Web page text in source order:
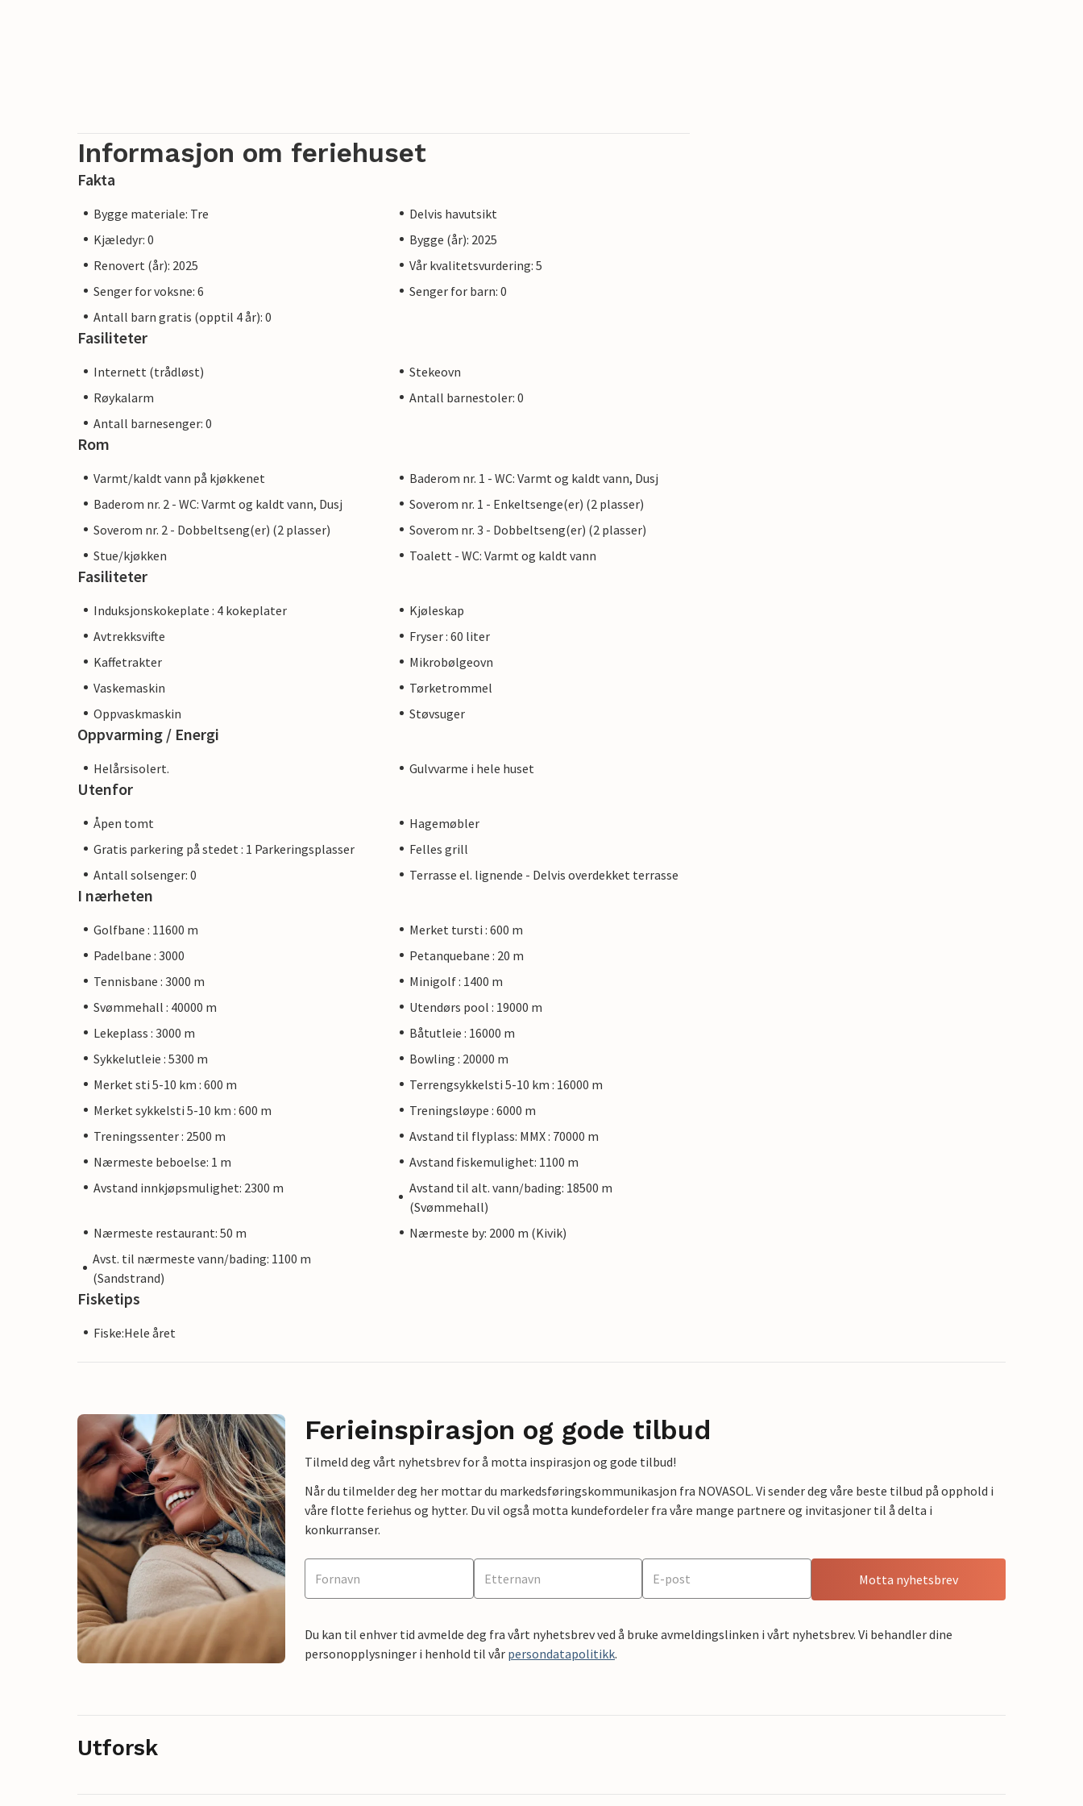
Informasjon om feriehuset
Fakta
Bygge materiale: Tre
Delvis havutsikt
Kjæledyr: 0
Bygge (år): 2025
Renovert (år): 2025
Vår kvalitetsvurdering: 5
Senger for voksne: 6
Senger for barn: 0
Antall barn gratis (opptil 4 år): 0
Fasiliteter
Internett (trådløst)
Stekeovn
Røykalarm
Antall barnestoler: 0
Antall barnesenger: 0
Rom
Varmt/kaldt vann på kjøkkenet
Baderom nr. 1 - WC: Varmt og kaldt vann, Dusj
Baderom nr. 2 - WC: Varmt og kaldt vann, Dusj
Soverom nr. 1 - Enkeltsenge(er) (2 plasser)
Soverom nr. 2 - Dobbeltseng(er) (2 plasser)
Soverom nr. 3 - Dobbeltseng(er) (2 plasser)
Stue/kjøkken
Toalett - WC: Varmt og kaldt vann
Fasiliteter
Induksjonskokeplate : 4 kokeplater
Kjøleskap
Avtrekksvifte
Fryser : 60 liter
Kaffetrakter
Mikrobølgeovn
Vaskemaskin
Tørketrommel
Oppvaskmaskin
Støvsuger
Oppvarming / Energi
Helårsisolert. Gulvvarme i hele huset
Utenfor
Åpen tomt
Hagemøbler
Gratis parkering på stedet : 1 Parkeringsplasser
Felles grill
Antall solsenger: 0
Terrasse el. lignende - Delvis overdekket terrasse
I nærheten
Golfbane : 11600 m
Merket tursti : 600 m
Padelbane : 3000
Petanquebane : 20 m
Tennisbane : 3000 m
Minigolf : 1400 m
Svømmehall : 40000 m
Utendørs pool : 19000 m
Lekeplass : 3000 m
Båtutleie : 16000 m
Sykkelutleie : 5300 m
Bowling : 20000 m
Merket sti 5-10 km : 600 m
Terrengsykkelsti 5-10 km : 16000 m
Merket sykkelsti 5-10 km : 600 m
Treningsløype : 6000 m
Treningssenter : 2500 m
Avstand til flyplass: MMX : 70000 m
Nærmeste beboelse: 1 m
Avstand fiskemulighet: 1100 m
Avstand innkjøpsmulighet: 2300 m
Avstand til alt. vann/bading: 18500 m
(Svømmehall)
Nærmeste restaurant: 50 m
Nærmeste by: 2000 m (Kivik)
Avst. til nærmeste vann/bading: 1100 m
(Sandstrand)
Fisketips
Fiske:Hele året
Ferieinspirasjon og gode tilbud
Tilmeld deg vårt nyhetsbrev for å motta inspirasjon og gode tilbud!
Når du tilmelder deg her mottar du markedsføringskommunikasjon fra NOVASOL. Vi sender deg våre beste tilbud på opphold i
våre flotte feriehus og hytter. Du vil også motta kundefordeler fra våre mange partnere og invitasjoner til å delta i
konkurranser.
Motta nyhetsbrev
Du kan til enhver tid avmelde deg fra vårt nyhetsbrev ved å bruke avmeldingslinken i vårt nyhetsbrev. Vi behandler dine
personopplysninger i henhold til vår persondatapolitikk.
Utforsk